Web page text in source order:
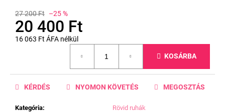
27 200 Ft –25 %
20 400 Ft
16 063 Ft ÁFA nélkül
KOSÁRBA
Kategória:
Rövid ruhák
KÉRDÉS NYOMON KÖVETÉS MEGOSZTÁS